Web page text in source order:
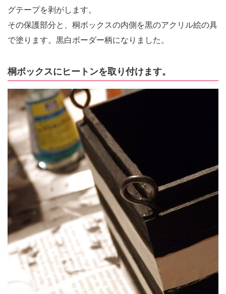
グテープを剥がします。
その保護部分と、桐ボックスの内側を黒のアクリル絵の具
で塗ります。黒白ボーダー柄になりました。
桐ボックスにヒートンを取り付けます。